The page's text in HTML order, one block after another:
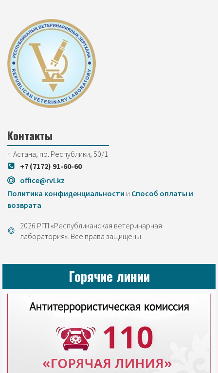
Контакты
г. Астана, пр. Республики, 50/1
+7 (7172) 91-60-60
office@rvl.kz
Политика конфиденциальности и Cпособ оплаты и
возврата
2026 РГП «Республиканская ветеринарная
лаборатория». Все права защищены.
Горячие линии